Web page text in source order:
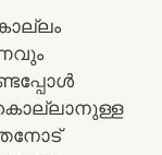
കൊല്ലാനുള്ള